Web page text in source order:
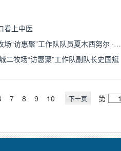
看上中医
巾帼不让须眉 用真情凝聚民心--叶城二牧场“访惠聚”工作队队员夏木西努尔 ·吐尔洪
牧场“访惠聚”工作队副队长史国斌
7 8 9 10 下一页 第